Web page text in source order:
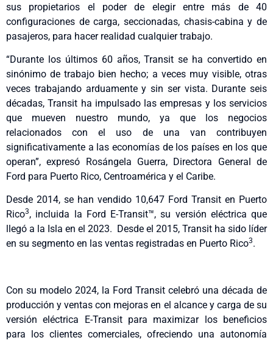
sus propietarios el poder de elegir entre más de 40
configuraciones de carga, seccionadas, chasis-cabina y de
pasajeros, para hacer realidad cualquier trabajo.
“Durante los últimos 60 años, Transit se ha convertido en
sinónimo de trabajo bien hecho; a veces muy visible, otras
veces trabajando arduamente y sin ser vista. Durante seis
décadas, Transit ha impulsado las empresas y los servicios
que mueven nuestro mundo, ya que los negocios
relacionados con el uso de una van contribuyen
significativamente a las economías de los países en los que
operan”, expresó Rosángela Guerra, Directora General de
Ford para Puerto Rico, Centroamérica y el Caribe.
Desde 2014, se han vendido 10,647 Ford Transit en Puerto
Rico3, incluida la Ford E-Transit™, su versión eléctrica que
llegó a la Isla en el 2023. Desde el 2015, Transit ha sido líder
en su segmento en las ventas registradas en Puerto Rico3.
Con su modelo 2024, la Ford Transit celebró una década de
producción y ventas con mejoras en el alcance y carga de su
versión eléctrica E-Transit para maximizar los beneficios
para los clientes comerciales, ofreciendo una autonomía